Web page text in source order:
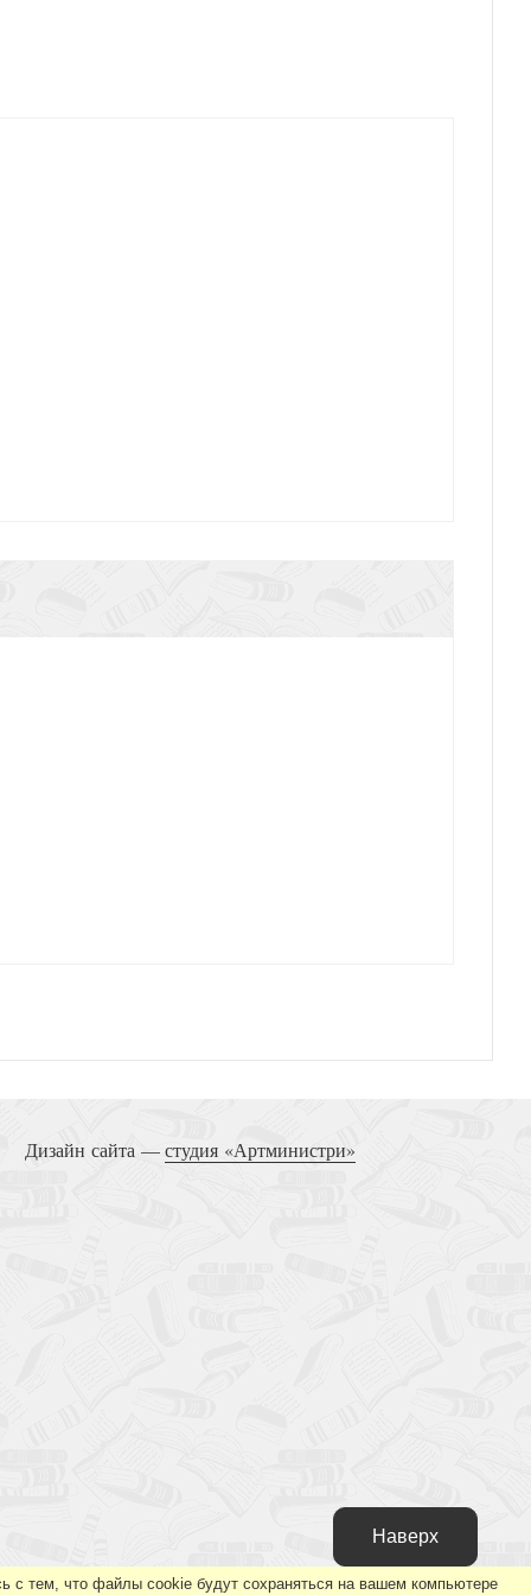
Дизайн сайта —студия «Артминистри»
с тем, что файлы cookie будут сохраняться на вашем компьютере
Наверх